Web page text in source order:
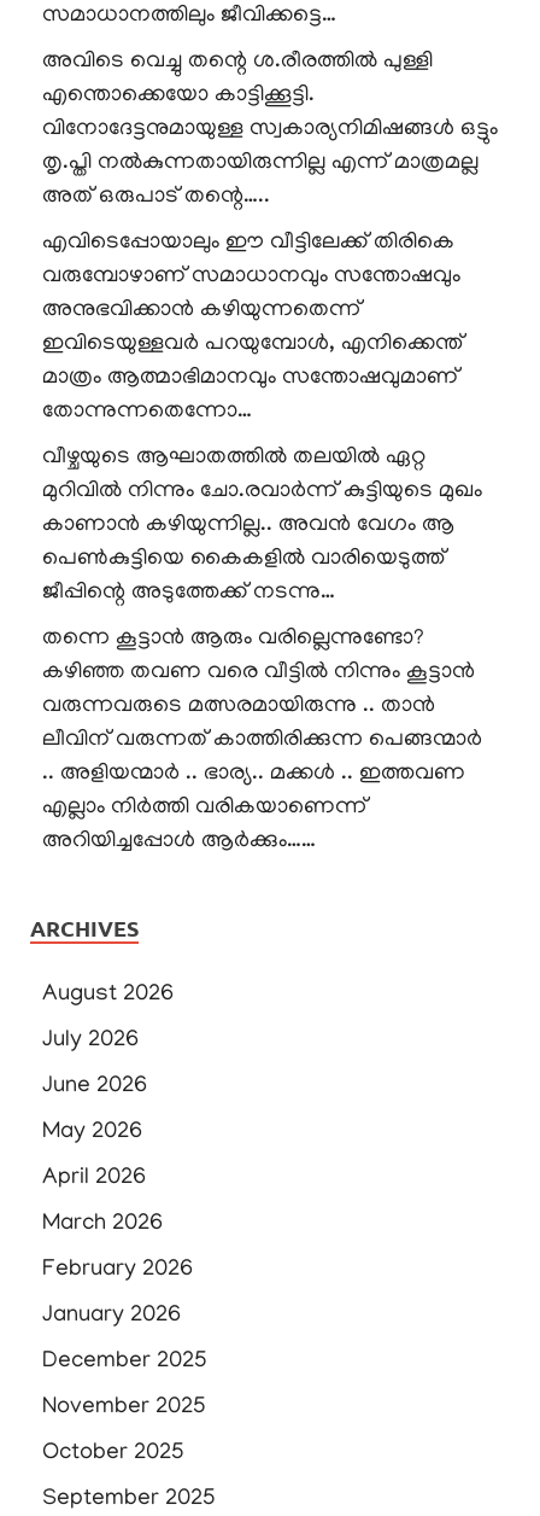
സമാധാനത്തിലും ജീവിക്കട്ടെ…
അവിടെ വെച്ചു തന്റെ ശ.രീരത്തിൽ പുള്ളി
എന്തൊക്കെയോ കാട്ടിക്കൂട്ടി.
വിനോദേട്ടനുമായുള്ള സ്വകാര്യനിമിഷങ്ങൾ ഒട്ടും
തൃ.പ്തി നൽകുന്നതായിരുന്നില്ല എന്ന് മാത്രമല്ല
അത് ഒരുപാട് തന്റെ…..
എവിടെപ്പോയാലും ഈ വീട്ടിലേക്ക് തിരികെ
വരുമ്പോഴാണ് സമാധാനവും സന്തോഷവും
അനുഭവിക്കാൻ കഴിയുന്നതെന്ന്
ഇവിടെയുള്ളവർ പറയുമ്പോൾ, എനിക്കെന്ത്
മാത്രം ആത്മാഭിമാനവും സന്തോഷവുമാണ്
തോന്നുന്നതെന്നോ…
വീഴ്ചയുടെ ആഘാതത്തിൽ തലയിൽ ഏറ്റ
മുറിവിൽ നിന്നും ചോ.രവാർന്ന് കുട്ടിയുടെ മുഖം
കാണാൻ കഴിയുന്നില്ല.. അവൻ വേഗം ആ
പെൺകുട്ടിയെ കൈകളിൽ വാരിയെടുത്ത്
ജീപ്പിന്റെ അടുത്തേക്ക് നടന്നു…
തന്നെ കൂട്ടാൻ ആരും വരില്ലെന്നുണ്ടോ?
കഴിഞ്ഞ തവണ വരെ വീട്ടിൽ നിന്നും കൂട്ടാൻ
വരുന്നവരുടെ മത്സരമായിരുന്നു .. താൻ
ലീവിന് വരുന്നത് കാത്തിരിക്കുന്ന പെങ്ങന്മാർ
.. അളിയന്മാർ .. ഭാര്യ.. മക്കൾ .. ഇത്തവണ
എല്ലാം നിർത്തി വരികയാണെന്ന്
അറിയിച്ചപ്പോൾ ആർക്കും……
ARCHIVES
August 2026
July 2026
June 2026
May 2026
April 2026
March 2026
February 2026
January 2026
December 2025
November 2025
October 2025
September 2025